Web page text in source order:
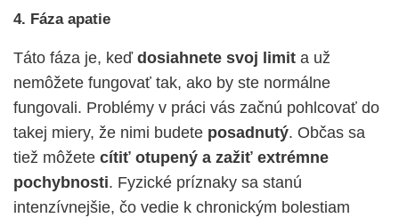
4. Fáza apatie
Táto fáza je, keď dosiahnete svoj limit a už
nemôžete fungovať tak, ako by ste normálne
fungovali. Problémy v práci vás začnú pohlcovať do
takej miery, že nimi budete posadnutý. Občas sa
tiež môžete cítiť otupený a zažiť extrémne
pochybnosti. Fyzické príznaky sa stanú
intenzívnejšie, čo vedie k chronickým bolestiam